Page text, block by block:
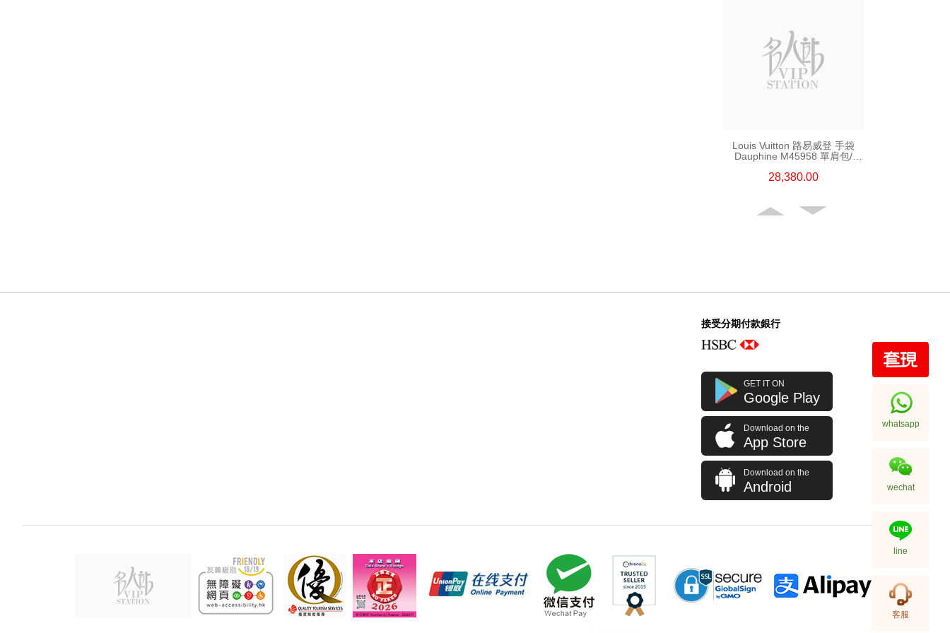
Louis Vuitton 路易威登 手袋
Dauphine M45958 單肩包/
28,380.00
Louis Vuitton 路易威登 手袋
Onthego M45321 單肩包/手提包
大老花 中號
23,980.00
接受分期付款銀行
GET IT ON
Google Play
Download on the
App Store
Download on the
Android
whatsapp
wechat
line
客服